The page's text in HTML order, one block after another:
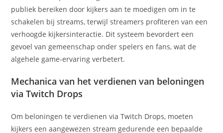
publiek bereiken door kijkers aan te moedigen om in te
schakelen bij streams, terwijl streamers profiteren van een
verhoogde kijkersinteractie. Dit systeem bevordert een
gevoel van gemeenschap onder spelers en fans, wat de
algehele game-ervaring verbetert.
Mechanica van het verdienen van beloningen
via Twitch Drops
Om beloningen te verdienen via Twitch Drops, moeten
kijkers een aangewezen stream gedurende een bepaalde